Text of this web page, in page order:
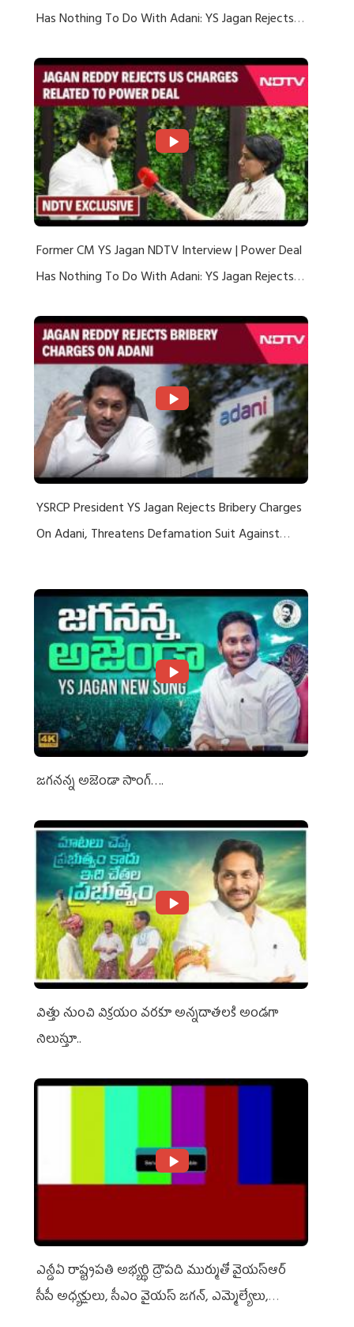
Has Nothing To Do With Adani: YS Jagan Rejects
Former CM YS Jagan NDTV Interview | Power Deal
Has Nothing To Do With Adani: YS Jagan Rejects
YSRCP President YS Jagan Rejects Bribery Charges
On Adani, Threatens Defamation Suit Against
జగనన్న అజెండా సాంగ్….
విత్తు నుంచి విక్రయం వరకూ అన్నదాతలకి అండగా
నిలుస్తూ..
ఎన్డీఏ రాష్ట్ర‌ప‌తి అభ్య‌ర్థి ద్రౌప‌ది ముర్ముతో వైయ‌స్ఆర్
సీపీ అధ్య‌క్షులు, సీఎం వైయ‌స్ జ‌గ‌న్, ఎమ్మెల్యేలు,